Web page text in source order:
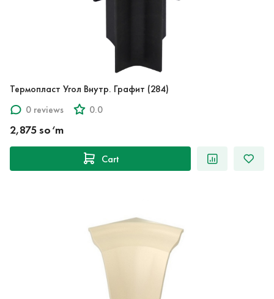
Термопласт Угол Внутр. Графит (284)
0 reviews
0.0
2,875 so‘m
Cart